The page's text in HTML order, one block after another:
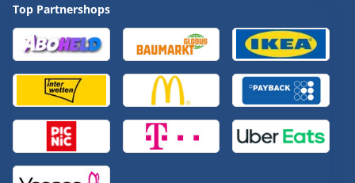
Top Partnershops